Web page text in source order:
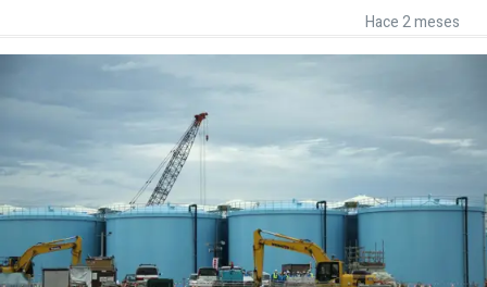
Hace 2 meses